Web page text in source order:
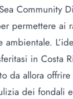
Community
permettere ai
ambientale.
in Costa
da allora offrire
dei fondali